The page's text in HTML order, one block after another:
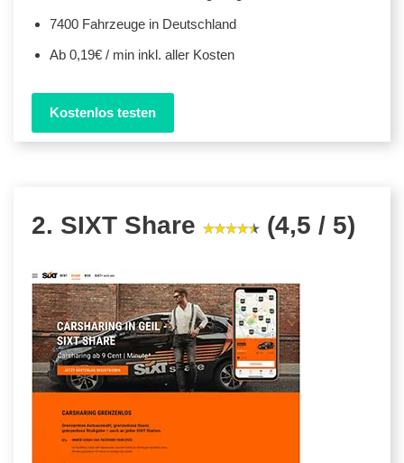
7400 Fahrzeuge in Deutschland
Ab 0,19€ / min inkl. aller Kosten
Kostenlos testen
2. SIXT Share (4,5 / 5)